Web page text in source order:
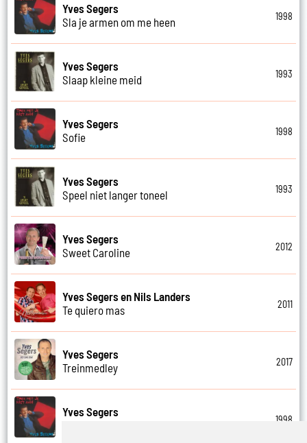
Yves Segers
Sla je armen om me heen
1998
Yves Segers
Slaap kleine meid
1993
Yves Segers
Sofie
1998
Yves Segers
Speel niet langer toneel
1993
Yves Segers
Sweet Caroline
2012
Yves Segers en Nils Landers
Te quiero mas
2011
Yves Segers
Treinmedley
2017
Yves Segers
1998